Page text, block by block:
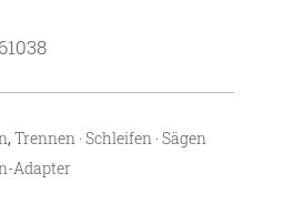
,Trennen · Schleifen · Sägen
Adapter